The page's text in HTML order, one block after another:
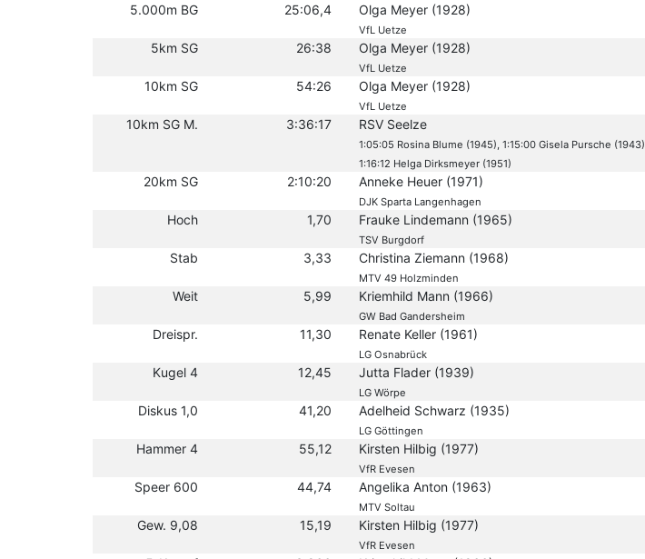
5.000m BG 25:06,4 Olga Meyer (1928)
VfL Uetze
5km SG 26:38 Olga Meyer (1928)
VfL Uetze
10km SG 54:26 Olga Meyer (1928)
VfL Uetze
10km SG M. 3:36:17 RSV Seelze
1:05:05 Rosina Blume (1945), 1:15:00 Gisela Pursche (1943),
1:16:12 Helga Dirksmeyer (1951)
20km SG 2:10:20 Anneke Heuer (1971)
DJK Sparta Langenhagen
Hoch 1,70 Frauke Lindemann (1965)
TSV Burgdorf
Stab 3,33 Christina Ziemann (1968)
MTV 49 Holzminden
Weit 5,99 Kriemhild Mann (1966)
GW Bad Gandersheim
Dreispr. 11,30 Renate Keller (1961)
LG Osnabrück
Kugel 4 12,45 Jutta Flader (1939)
LG Wörpe
Diskus 1,0 41,20 Adelheid Schwarz (1935)
LG Göttingen
Hammer 4 55,12 Kirsten Hilbig (1977)
VfR Evesen
Speer 600 44,74 Angelika Anton (1963)
MTV Soltau
Gew. 9,08 15,19 Kirsten Hilbig (1977)
VfR Evesen